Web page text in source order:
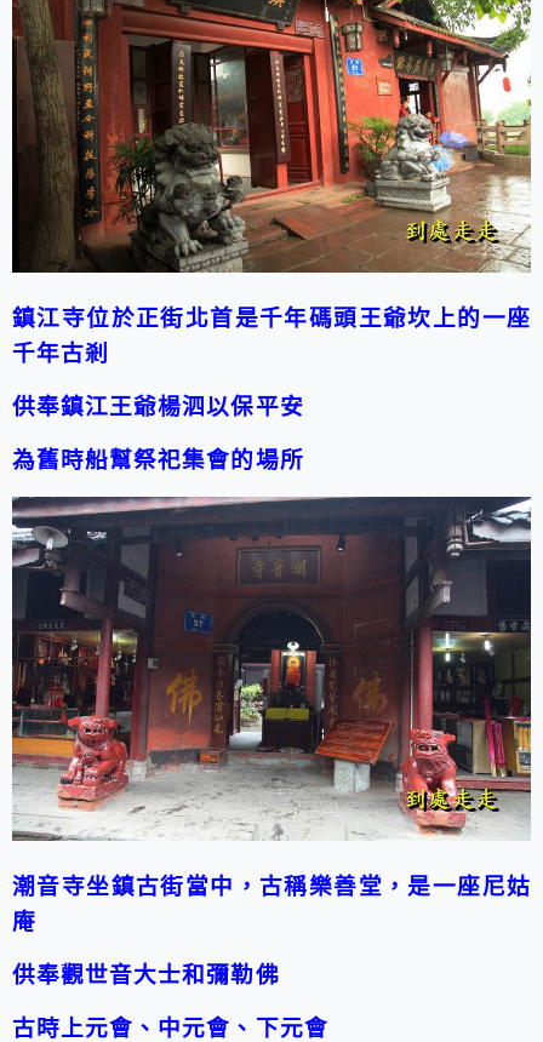
鎮江寺位於正街北首是千年碼頭王爺坎上的一座
千年古剎
供奉鎮江王爺楊泗以保平安
為舊時船幫祭祀集會的場所
潮音寺坐鎮古街當中，古稱樂善堂，是一座尼姑
庵
供奉觀世音大士和彌勒佛
古時上元會、中元會、下元會